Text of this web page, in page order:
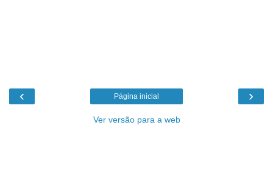
‹ ›
Página inicial
Ver versão para a web